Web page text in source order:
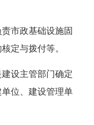
市政基础设施固
定与拨付等。
设主管部门确定
位、建设管理单